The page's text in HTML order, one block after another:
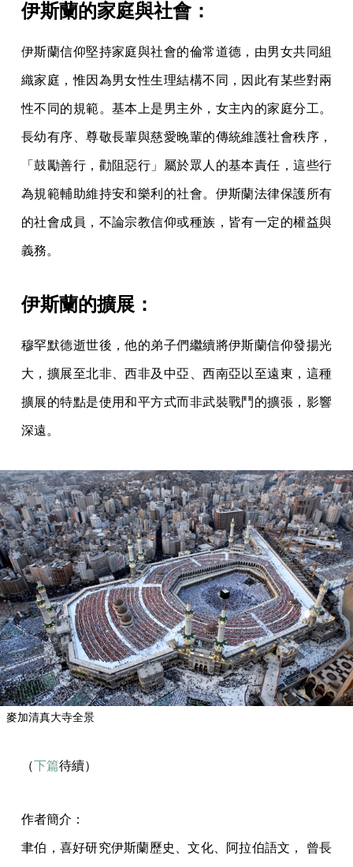
伊斯蘭的家庭與社會：
伊斯蘭信仰堅持家庭與社會的倫常道德，由男女共同組
織家庭，惟因為男女性生理結構不同，因此有某些對兩
性不同的規範。基本上是男主外，女主內的家庭分工。
長幼有序、尊敬長輩與慈愛晚輩的傳統維護社會秩序，
「鼓勵善行，勸阻惡行」屬於眾人的基本責任，這些行
為規範輔助維持安和樂利的社會。伊斯蘭法律保護所有
的社會成員，不論宗教信仰或種族，皆有一定的權益與
義務。
伊斯蘭的擴展：
穆罕默德逝世後，他的弟子們繼續將伊斯蘭信仰發揚光
大，擴展至北非、西非及中亞、西南亞以至遠東，這種
擴展的特點是使用和平方式而非武裝戰鬥的擴張，影響
深遠。
麥加清真大寺全景
（下篇待續）
作者簡介：
聿伯，喜好研究伊斯蘭歷史、文化、阿拉伯語文， 曾長